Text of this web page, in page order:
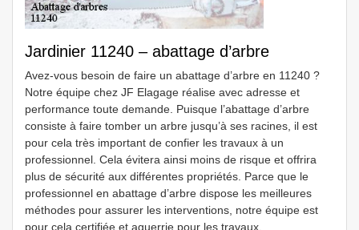
Jardinier 11240 – abattage d’arbre
Avez-vous besoin de faire un abattage d’arbre en 11240 ?
Notre équipe chez JF Elagage réalise avec adresse et
performance toute demande. Puisque l’abattage d’arbre
consiste à faire tomber un arbre jusqu’à ses racines, il est
pour cela très important de confier les travaux à un
professionnel. Cela évitera ainsi moins de risque et offrira
plus de sécurité aux différentes propriétés. Parce que le
professionnel en abattage d’arbre dispose les meilleures
méthodes pour assurer les interventions, notre équipe est
pour cela certifiée et aguerrie pour les travaux.